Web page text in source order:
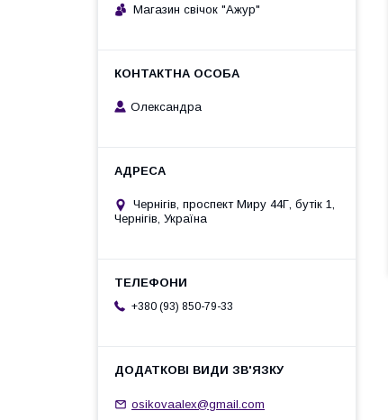
Магазин свічок "Ажур"
Олександра
Чернігів, проспект Миру 44Г, бутік 1,
Чернігів, Україна
+380 (93) 850-79-33
osikovaalex@gmail.com